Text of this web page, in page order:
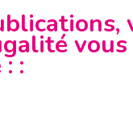
vous
: